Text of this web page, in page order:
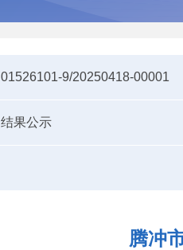
01526101-9/20250418-00001
结果公示
腾冲